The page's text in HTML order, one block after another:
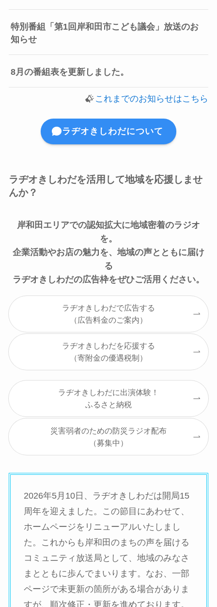
特別番組「第1回岸和田市こども議会」放送のお
知らせ
8月の番組表を更新しました。
これまでのお知らせはこちら
ラヂオきしわだについて
ラヂオきしわだを活用して地域を応援しませ
んか？
岸和田エリアでの認知拡大に地域密着のラジオ
を。
企業活動やお店の魅力を、地域の声とともに届け
る
ラヂオきしわだの広告枠をぜひご活用ください。
ラヂオきしわだで広告する
（広告料金のご案内）
ラヂオきしわだを応援する
（寄附金の優遇税制）
ラヂオきしわだに出演体験！
ふるさと納税
災害弱者のための防災ラジオ配布
（募集中）
2026年5月10日、ラヂオきしわだは開局15
周年を迎えました。この節目にあわせて、
ホームページをリニューアルいたしまし
た。これからも岸和田のまちの声を届ける
コミュニティ放送局として、地域のみなさ
まとともに歩んでまいります。なお、一部
ページで未更新の箇所がある場合がありま
すが、順次修正・更新を進めております。